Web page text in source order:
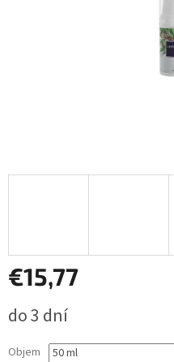
€15,77
cena:
do 3 dní
Objem